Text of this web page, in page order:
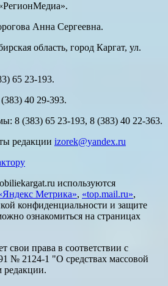
Анна Сергеевна.
область, город Каргат, ул.
65 23-193.
40 29-393.
8 (383) 65 23-193, 8 (383) 40 22-363.
редакции izorek@yandex.ru
используются
Метрика», «top.mail.ru»,
конфиденциальности и защите
ознакомиться на страницах
свои права в соответствии с
№ 2124-1 "О средствах массовой